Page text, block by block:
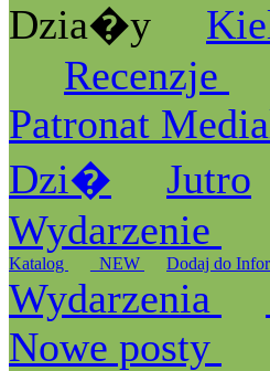
Dzia�y
Recenzje
Patronat
Dzi�
Jutro
Wydarzenie
Katalog _NEW Dodaj do
Wydarzenia
Nowe posty